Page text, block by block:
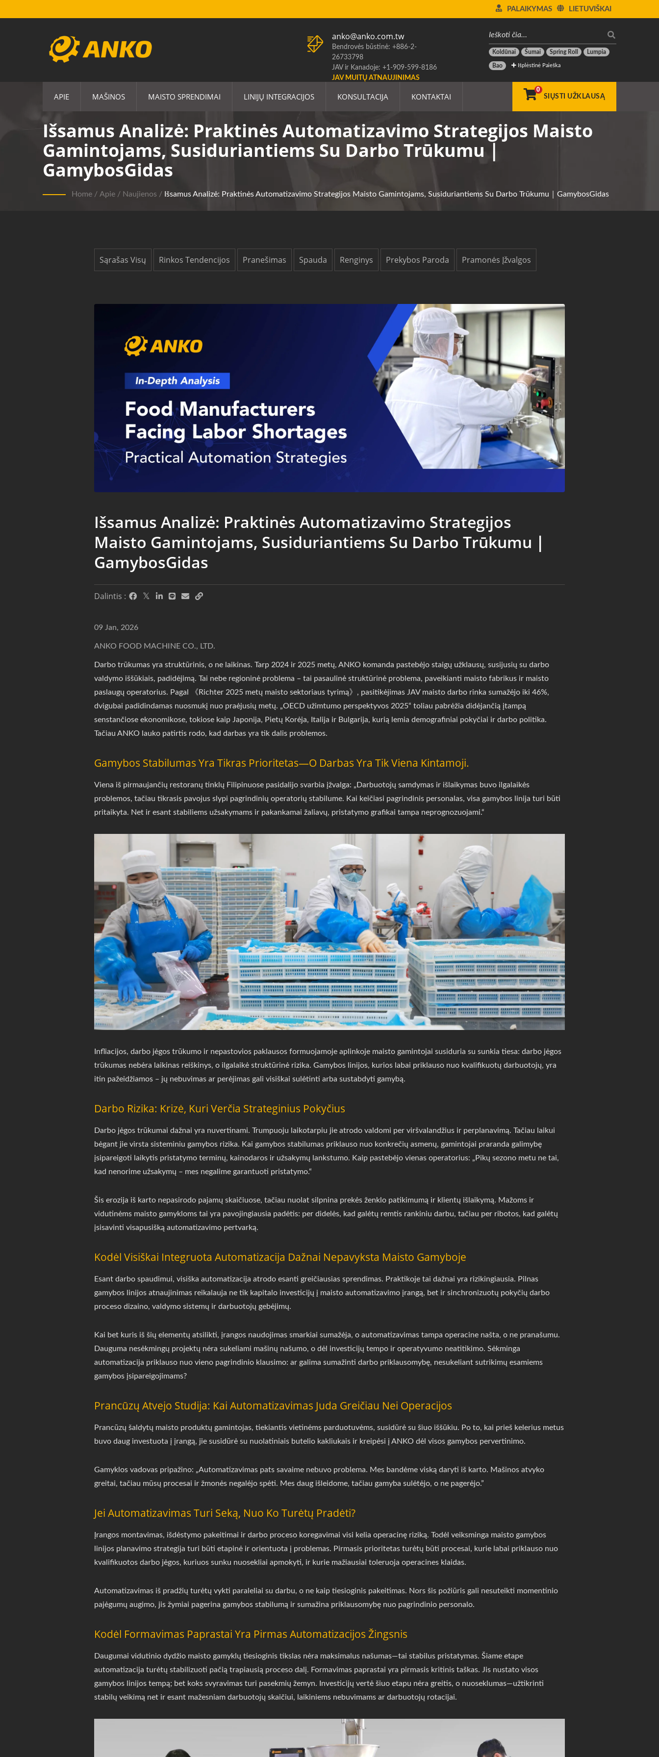
LIETUVIŠKAI
PALAIKYMAS
Koldūnai Šumai Spring Roll Lumpia
Bao Išplėstinė Paieška
anko@anko.com.tw
Bendrovės būstinė: +886-2-
26733798
JAV ir Kanadoje: +1-909-599-8186
JAV MUITŲ ATNAUJINIMAS
APIE MAŠINOS MAISTO SPRENDIMAI LINIJŲ INTEGRACIJOS KONSULTACIJA KONTAKTAI
0
SIŲSTI UŽKLAUSĄ
Išsamus Analizė: Praktinės Automatizavimo Strategijos Maisto
Gamintojams, Susiduriantiems Su Darbo Trūkumu｜
GamybosGidas
Home / Apie / Naujienos / Išsamus Analizė: Praktinės Automatizavimo Strategijos Maisto Gamintojams, Susiduriantiems Su Darbo Trūkumu｜GamybosGidas
Sąrašas Visų Rinkos Tendencijos Pranešimas Spauda Renginys Prekybos Paroda Pramonės Įžvalgos
Išsamus Analizė: Praktinės Automatizavimo Strategijos
Maisto Gamintojams, Susiduriantiems Su Darbo Trūkumu｜
GamybosGidas
Dalintis :
09 Jan, 2026
ANKO FOOD MACHINE CO., LTD.
Darbo trūkumas yra struktūrinis, o ne laikinas. Tarp 2024 ir 2025 metų, ANKO komanda pastebėjo staigų užklausų, susijusių su darbo
valdymo iššūkiais, padidėjimą. Tai nebe regioninė problema – tai pasaulinė struktūrinė problema, paveikianti maisto fabrikus ir maisto
paslaugų operatorius. Pagal 《Richter 2025 metų maisto sektoriaus tyrimą》, pasitikėjimas JAV maisto darbo rinka sumažėjo iki 46%,
dvigubai padidindamas nuosmukį nuo praėjusių metų. „OECD užimtumo perspektyvos 2025“ toliau pabrėžia didėjančią įtampą
senstančiose ekonomikose, tokiose kaip Japonija, Pietų Korėja, Italija ir Bulgarija, kurią lemia demografiniai pokyčiai ir darbo politika.
Tačiau ANKO lauko patirtis rodo, kad darbas yra tik dalis problemos.
Gamybos Stabilumas Yra Tikras Prioritetas—O Darbas Yra Tik Viena Kintamoji.
Viena iš pirmaujančių restoranų tinklų Filipinuose pasidalijo svarbia įžvalga: „Darbuotojų samdymas ir išlaikymas buvo ilgalaikės
problemos, tačiau tikrasis pavojus slypi pagrindinių operatorių stabilume. Kai keičiasi pagrindinis personalas, visa gamybos linija turi būti
pritaikyta. Net ir esant stabiliems užsakymams ir pakankamai žaliavų, pristatymo grafikai tampa neprognozuojami.“
Infliacijos, darbo jėgos trūkumo ir nepastovios paklausos formuojamoje aplinkoje maisto gamintojai susiduria su sunkia tiesa: darbo jėgos
trūkumas nebėra laikinas reiškinys, o ilgalaikė struktūrinė rizika. Gamybos linijos, kurios labai priklauso nuo kvalifikuotų darbuotojų, yra
itin pažeidžiamos – jų nebuvimas ar perėjimas gali visiškai sulėtinti arba sustabdyti gamybą.
Darbo Rizika: Krizė, Kuri Verčia Strateginius Pokyčius
Darbo jėgos trūkumai dažnai yra nuvertinami. Trumpuoju laikotarpiu jie atrodo valdomi per viršvalandžius ir perplanavimą. Tačiau laikui
bėgant jie virsta sisteminiu gamybos rizika. Kai gamybos stabilumas priklauso nuo konkrečių asmenų, gamintojai praranda galimybę
įsipareigoti laikytis pristatymo terminų, kainodaros ir užsakymų lankstumo. Kaip pastebėjo vienas operatorius: „Pikų sezono metu ne tai,
kad nenorime užsakymų – mes negalime garantuoti pristatymo.“
Šis erozija iš karto nepasirodo pajamų skaičiuose, tačiau nuolat silpnina prekės ženklo patikimumą ir klientų išlaikymą. Mažoms ir
vidutinėms maisto gamykloms tai yra pavojingiausia padėtis: per didelės, kad galėtų remtis rankiniu darbu, tačiau per ribotos, kad galėtų
įsisavinti visapusišką automatizavimo pertvarką.
Kodėl Visiškai Integruota Automatizacija Dažnai Nepavyksta Maisto Gamyboje
Esant darbo spaudimui, visiška automatizacija atrodo esanti greičiausias sprendimas. Praktikoje tai dažnai yra rizikingiausia. Pilnas
gamybos linijos atnaujinimas reikalauja ne tik kapitalo investicijų į maisto automatizavimo įrangą, bet ir sinchronizuotų pokyčių darbo
proceso dizaino, valdymo sistemų ir darbuotojų gebėjimų.
Kai bet kuris iš šių elementų atsilikti, įrangos naudojimas smarkiai sumažėja, o automatizavimas tampa operacine našta, o ne pranašumu.
Dauguma nesėkmingų projektų nėra sukeliami mašinų našumo, o dėl investicijų tempo ir operatyvumo neatitikimo. Sėkminga
automatizacija priklauso nuo vieno pagrindinio klausimo: ar galima sumažinti darbo priklausomybę, nesukeliant sutrikimų esamiems
gamybos įsipareigojimams?
Prancūzų Atvejo Studija: Kai Automatizavimas Juda Greičiau Nei Operacijos
Prancūzų šaldytų maisto produktų gamintojas, tiekiantis vietinėms parduotuvėms, susidūrė su šiuo iššūkiu. Po to, kai prieš kelerius metus
buvo daug investuota į įrangą, jie susidūrė su nuolatiniais butelio kakliukais ir kreipėsi į ANKO dėl visos gamybos pervertinimo.
Gamyklos vadovas pripažino: „Automatizavimas pats savaime nebuvo problema. Mes bandėme viską daryti iš karto. Mašinos atvyko
greitai, tačiau mūsų procesai ir žmonės negalėjo spėti. Mes daug išleidome, tačiau gamyba sulėtėjo, o ne pagerėjo.”
Jei Automatizavimas Turi Seką, Nuo Ko Turėtų Pradėti?
Įrangos montavimas, išdėstymo pakeitimai ir darbo proceso koregavimai visi kelia operacinę riziką. Todėl veiksminga maisto gamybos
linijos planavimo strategija turi būti etapinė ir orientuota į problemas. Pirmasis prioritetas turėtų būti procesai, kurie labai priklauso nuo
kvalifikuotos darbo jėgos, kuriuos sunku nuosekliai apmokyti, ir kurie mažiausiai toleruoja operacines klaidas.
Automatizavimas iš pradžių turėtų vykti paraleliai su darbu, o ne kaip tiesioginis pakeitimas. Nors šis požiūris gali nesuteikti momentinio
pajėgumų augimo, jis žymiai pagerina gamybos stabilumą ir sumažina priklausomybę nuo pagrindinio personalo.
Kodėl Formavimas Paprastai Yra Pirmas Automatizacijos Žingsnis
Daugumai vidutinio dydžio maisto gamyklų tiesioginis tikslas nėra maksimalus našumas—tai stabilus pristatymas. Šiame etape
automatizacija turėtų stabilizuoti pačią trapiausią proceso dalį. Formavimas paprastai yra pirmasis kritinis taškas. Jis nustato visos
gamybos linijos tempą; bet koks svyravimas turi pasekmių žemyn. Investicijų vertė šiuo etapu nėra greitis, o nuoseklumas—užtikrinti
stabilų veikimą net ir esant mažesniam darbuotojų skaičiui, laikiniems nebuvimams ar darbuotojų rotacijai.